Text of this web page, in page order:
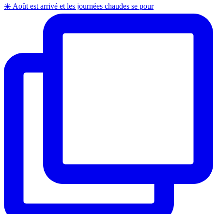
☀️ Août est arrivé et les journées chaudes se pour